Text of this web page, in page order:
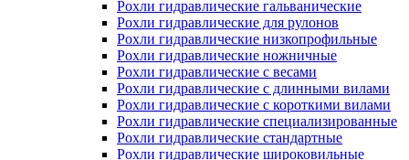
Рохли гидравлические гальванические
Рохли гидравлические для рулонов
Рохли гидравлические низкопрофильные
Рохли гидравлические ножничные
Рохли гидравлические с весами
Рохли гидравлические с длинными вилами
Рохли гидравлические с короткими вилами
Рохли гидравлические специализированные
Рохли гидравлические стандартные
Рохли гидравлические широковильные